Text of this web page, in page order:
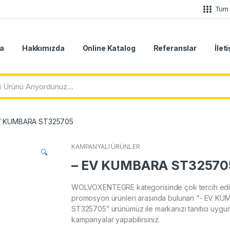
Hakkımızda Online Katalog Referanslar
KUMBARA ST325705
🔍
KAMPANYALI ÜRÜNLER
– EV KUMBARA
WOLVOXENTEGRE kategorisinde çok tercih
promosyon ürünleri arasında bulunan “- EV
ST325705” ürünümüz ile markanızı tanıtıcı
kampanyalar yapabilirsiniz.